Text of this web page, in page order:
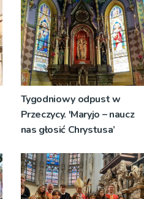
Tygodniowy odpust w
Przeczycy. 'Maryjo – naucz
nas głosić Chrystusa’